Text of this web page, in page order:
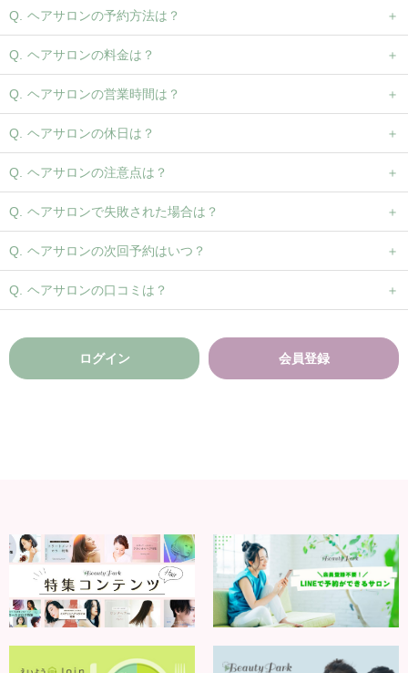
ヘアサロンの予約方法は？
ヘアサロンの料金は？
ヘアサロンの営業時間は？
ヘアサロンの休日は？
ヘアサロンの注意点は？
ヘアサロンで失敗された場合は？
ヘアサロンの次回予約はいつ？
ヘアサロンの口コミは？
ログイン 会員登録